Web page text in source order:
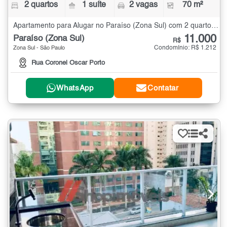
2 quartos 1 suíte 2 vagas 70 m²
Apartamento para Alugar no Paraíso (Zona Sul) com 2 quartos - 70 m²
Paraíso (Zona Sul)
Zona Sul - São Paulo
Rua Coronel Oscar Porto
R$ 11.000
Condomínio: R$ 1.212
WhatsApp Contatar